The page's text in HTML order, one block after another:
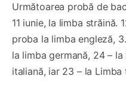
Următoarea probă de
11 iunie, la limba străină.
proba la limba engleză,
la limba germană, 24 –
italiană, iar 23 – la Limba